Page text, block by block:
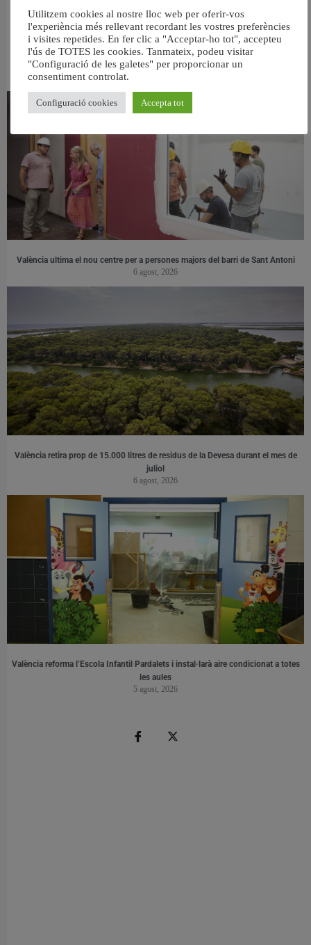
RELACIONAT
València ultima el nou centre per a persones majors del barri de Sant Antoni
6 agost, 2026
València retira prop de 15.000 litres de residus de la Devesa durant el mes de
juliol
6 agost, 2026
València reforma l’Escola Infantil Pardalets i instal·larà aire condicionat a totes
les aules
5 agost, 2026
Utilitzem cookies al nostre lloc web per oferir-vos
l'experiència més rellevant recordant les vostres preferències
i visites repetides. En fer clic a "Acceptar-ho tot", accepteu
l'ús de TOTES les cookies. Tanmateix, podeu visitar
"Configuració de les galetes" per proporcionar un
consentiment controlat.
Configuració cookies Accepta tot